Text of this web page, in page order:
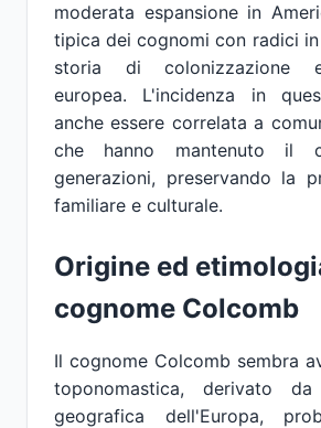
moderata espansione in
tipica dei cognomi con radici
storia di colonizzazione
europea. L'incidenza in
anche essere correlata a
che hanno mantenuto il
generazioni, preservando la
familiare e culturale.
Origine ed
cognome Colcomb
Il cognome Colcomb sembra
toponomastica, derivato
geografica dell'Europa,